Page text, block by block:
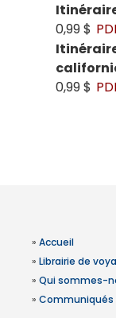
0,99 $
0,99 $
» Accueil
» Librairie de
» Qui sommes-
» Communiqués